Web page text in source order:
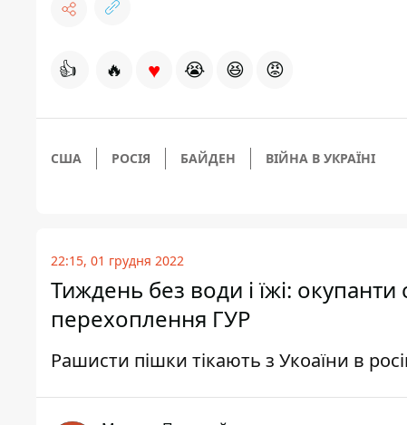
👍 🔥 ♥ 😭 😆 😡
США РОСІЯ БАЙДЕН ВІЙНА В УКРАЇНІ
22:15, 01 грудня 2022
Тиждень без води і їжі:
перехоплення ГУР
Рашисти пішки тікають з Укоаїни в